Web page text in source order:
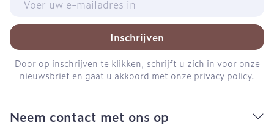
Inschrijven
Door op inschrijven te klikken, schrijft u zich in voor onze
nieuwsbrief en gaat u akkoord met onze privacy policy.
Neem contact met ons op